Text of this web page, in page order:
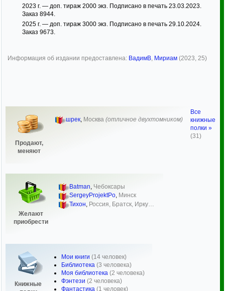
2023 г. — доп. тираж 2000 экз. Подписано в печать 23.03.2023.
Заказ 8944.
2025 г. — доп. тираж 3000 экз. Подписано в печать 29.10.2024.
Заказ 9673.
Информация об издании предоставлена: ВадимВ Мириам (2023, 25)
Продают,
меняют
шрек, Москва (отличное двухтомником)
Желают
приобрести
Batman, Чебоксары
SergeyProjektPo, Минск
Тихон Россия, Братск, Ирку…
Книжные
Мои книги (14 человек)
Библиотека (3 человека)
Моя библиотека (2 человека)
Фэнтези (2 человека)
Фантастика (1 человек)
Все
книжные
полки »
(31)